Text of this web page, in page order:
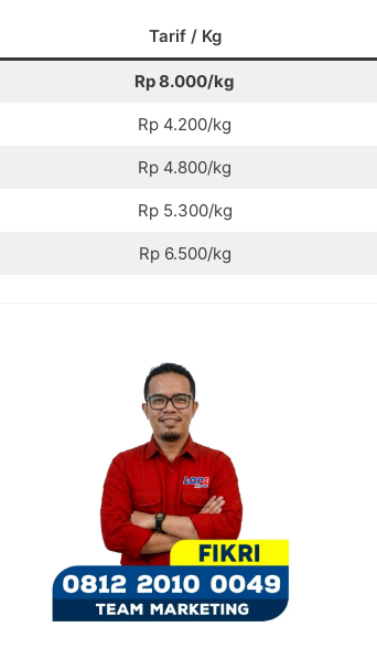
Tarif / Kg
Rp 8.000/kg
Rp 4.200/kg
Rp 4.800/kg
Rp 5.300/kg
Rp 6.500/kg